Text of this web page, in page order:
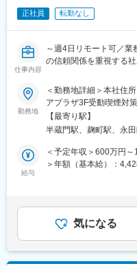
用」から、「積み立て
■業務内容
導入後のオンボーディ
クロスセル提案まで一
（1）お客様の採用マー
（2）"MyTalent CRM"
に向けた提案
（3）成果に結びつける
（4）機能/仕様/活用方
備と運用
※（1）と（5）につい
１）HRTechSaaSとし
トのアセットを保有し
２）リファラル採用、
援等、 採用マーケティ
正社員 転勤なし
仕事内容
～週4日リモート可／
の信頼関係を重視する
■業務概要：
顧客の人的課題をプロ
ことで解決に導いていた
顧客を多角的に把握し
ャリアカウンセリング
します。
■業務詳細：
（1）顧客が求める人
勤務地
＜勤務地詳細＞本社住
アプラザ3F受動喫煙対
る事業所
【最寄り駅】
半蔵門駅、麹町駅、永
給与
＜予定年収＞600万円
＞年額（基本給）：
＞・昇給：年1回（4月
ご自身の業績粗利に応
円/月）賃金はあくまで
る可能性があります。
気になる